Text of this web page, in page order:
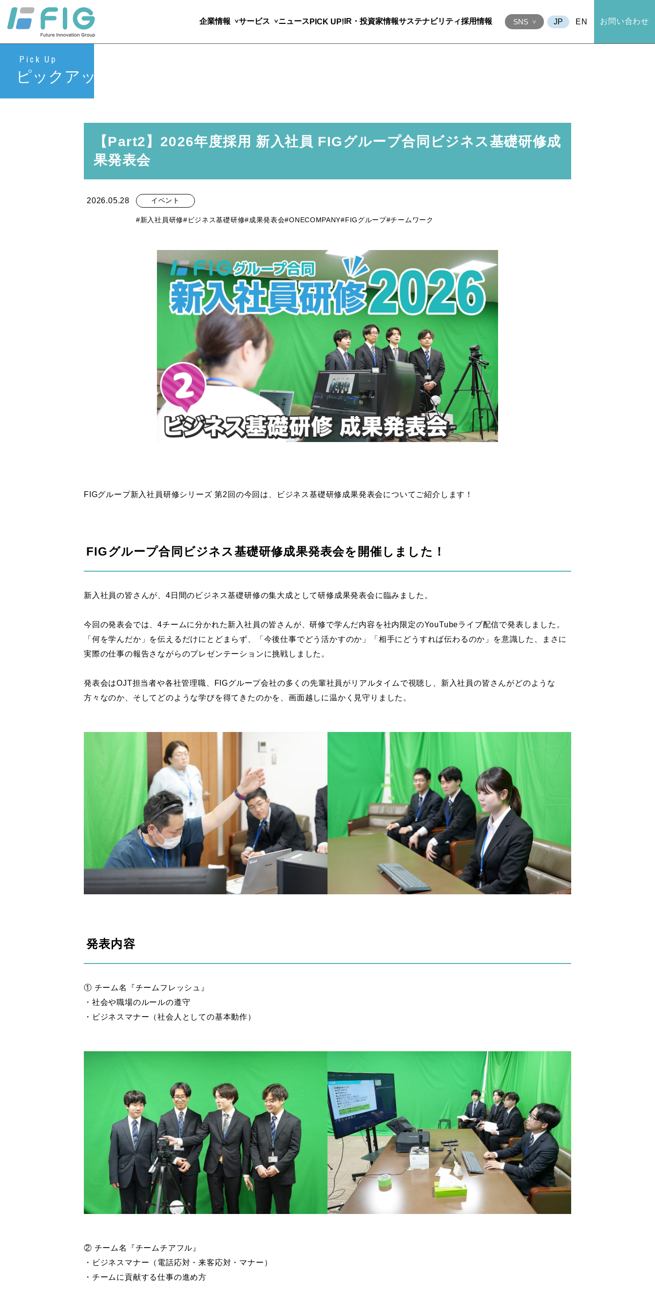
SNS EN お問い合わせ
企業情報 サービス ニュース PICK UP! IR・投資家情報サステナビリティ採用情報
Pick Up
ピックアップ
【Part2】2026年度採用 新入社員 FIGグループ合同ビジネス基礎研修成
果発表会
2026.05.28 イベント
#新入社員研修#ビジネス基礎研修#成果発表会#ONECOMPANY#FIGグループ#チームワーク
FIGグループ新入社員研修シリーズ 第2回の今回は、ビジネス基礎研修成果発表会についてご紹介します！
FIGグループ合同ビジネス基礎研修成果発表会を開催しました！
新入社員の皆さんが、4日間のビジネス基礎研修の集大成として研修成果発表会に臨みました。
今回の発表会では、4チームに分かれた新入社員の皆さんが、研修で学んだ内容を社内限定のYouTubeライブ配信で発表しました。
「何を学んだか」を伝えるだけにとどまらず、「今後仕事でどう活かすのか」「相手にどうすれば伝わるのか」を意識した、まさに
実際の仕事の報告さながらのプレゼンテーションに挑戦しました。
発表会はOJT担当者や各社管理職、FIGグループ会社の多くの先輩社員がリアルタイムで視聴し、新入社員の皆さんがどのような
方々なのか、そしてどのような学びを得てきたのかを、画面越しに温かく見守りました。
発表内容
① チーム名『チームフレッシュ』
・社会や職場のルールの遵守
・ビジネスマナー（社会人としての基本動作）
② チーム名『チームチアフル』
・ビジネスマナー（電話応対・来客応対・マナー）
・チームに貢献する仕事の進め方